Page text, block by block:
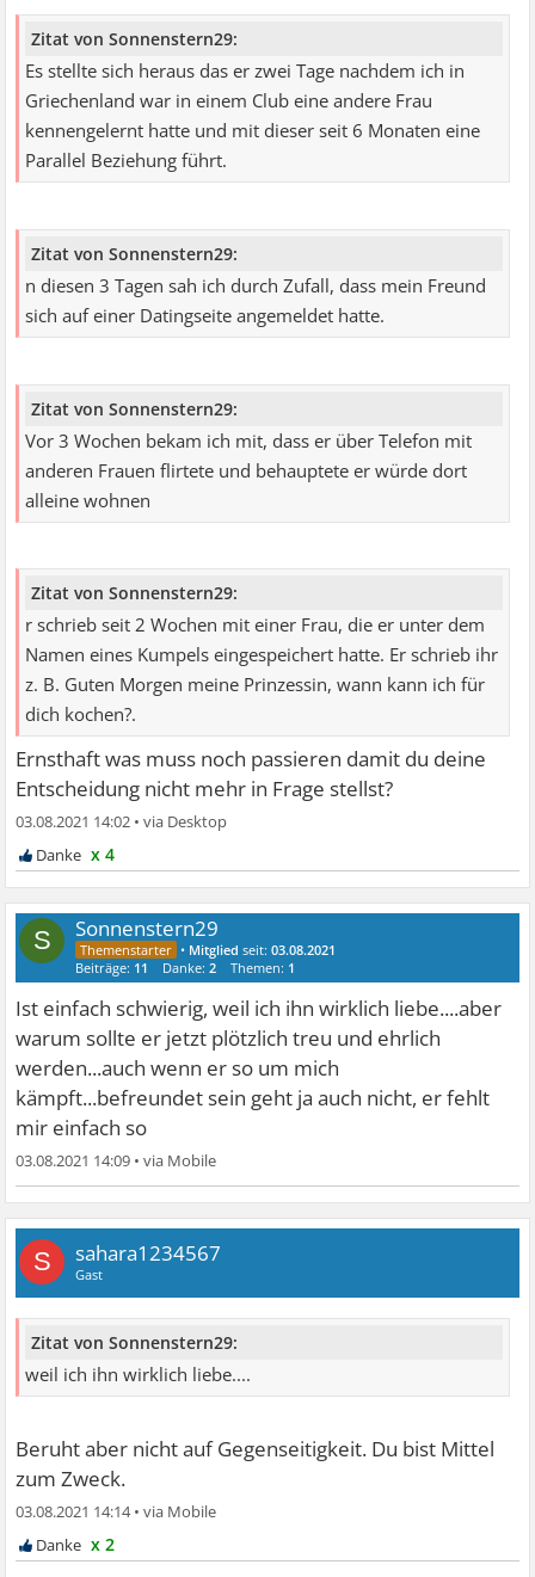
Zitat von Sonnenstern29:
Es stellte sich heraus das er zwei Tage nachdem ich in
Griechenland war in einem Club eine andere Frau
kennengelernt hatte und mit dieser seit 6 Monaten eine
Parallel Beziehung führt.
Zitat von Sonnenstern29:
n diesen 3 Tagen sah ich durch Zufall, dass mein Freund
sich auf einer Datingseite angemeldet hatte.
Zitat von Sonnenstern29:
Vor 3 Wochen bekam ich mit, dass er über Telefon mit
anderen Frauen flirtete und behauptete er würde dort
alleine wohnen
Zitat von Sonnenstern29:
r schrieb seit 2 Wochen mit einer Frau, die er unter dem
Namen eines Kumpels eingespeichert hatte. Er schrieb ihr
z. B. Guten Morgen meine Prinzessin, wann kann ich für
dich kochen?.
Ernsthaft was muss noch passieren damit du deine
Entscheidung nicht mehr in Frage stellst?
03.08.2021 14:02 •
x 4
S Sonnenstern29
• Mitglied seit:03.08.2021
Beiträge: 11 Danke:2 Themen: 1
Ist einfach schwierig, weil ich ihn wirklich liebe....aber
warum sollte er jetzt plötzlich treu und ehrlich
werden...auch wenn er so um mich
kämpft...befreundet sein geht ja auch nicht, er fehlt
mir einfach so
03.08.2021 14:09 •
S sahara1234567
Gast
Zitat von Sonnenstern29:
weil ich ihn wirklich liebe....
Beruht aber nicht auf Gegenseitigkeit. Du bist Mittel
zum Zweck.
03.08.2021 14:14•
x 2